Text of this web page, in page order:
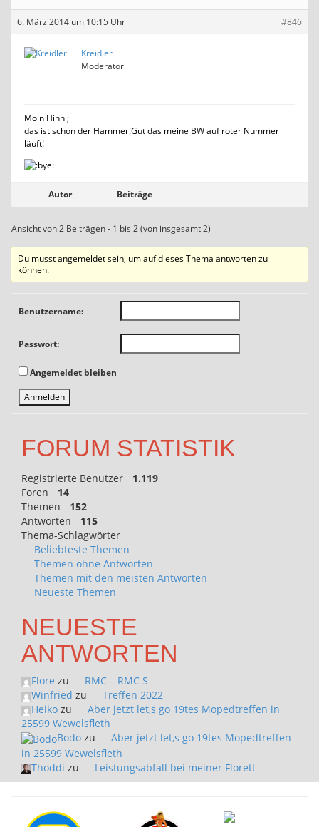
6. März 2014 um 10:15 Uhr #846
Kreidler
Moderator
Moin Hinni;
das ist schon der Hammer!Gut das meine BW auf roter Nummer
läuft!
Autor Beiträge
Ansicht von 2 Beiträgen - 1 bis 2 (von insgesamt 2)
Du musst angemeldet sein, um auf dieses Thema antworten zu
können.
Benutzername:
Passwort:
Angemeldet bleiben
Anmelden
FORUM STATISTIK
Registrierte Benutzer
1.119
Foren
14
Themen
152
Antworten
115
Thema-Schlagwörter
Beliebteste Themen
Themen ohne Antworten
Themen mit den meisten Antworten
Neueste Themen
NEUESTE
ANTWORTEN
Flore zu
RMC – RMC S
Winfried zu
Treffen 2022
Heiko zu
Aber jetzt let,s go 19tes Mopedtreffen in
25599 Wewelsfleth
Bodo zu
Aber jetzt let,s go 19tes Mopedtreffen
in 25599 Wewelsfleth
Thoddi zu Leistungsabfall bei meiner Florett